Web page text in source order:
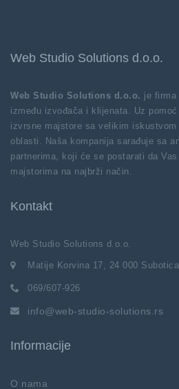
Web Studio Solutions d.o.o.
Web Studio Solutions d.o.o. je firma
između izvođača i klijenata. Uz
izvrsne majstore sa velikim
oblasti. Naša kompanija sarađuje sa
partnerima, koji će se postarati da
majstorima na najbrži način.
Kontakt
Web Studio Solutions d.o.o.
Matije Korvina 17, 24 000
069/607-926
info@web-studio-solutions.rs
Informacije
O nama